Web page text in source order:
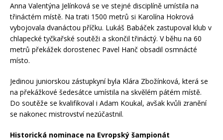
Anna Valentýna Jelínková se ve stejné disciplíně umístila na
třináctém místě. Na trati 1500 metrů si Karolína Hokrová
vybojovala dvanáctou příčku. Lukáš Babáček zastupoval klub v
chlapecké tyčkařské soutěži a skončil třináctý. V běhu na 60
metrů překážek dorostenec Pavel Hanč obsadil osmnácté
místo.
Jedinou juniorskou zástupkyní byla Klára Zbožínková, která se
na překážkové šedesátce umístila na skvělém pátém místě.
Do soutěže se kvalifikoval i Adam Koukal, avšak kvůli zranění
se nakonec mistrovství nezúčastnil.
Historická nominace na Evropský šampionát